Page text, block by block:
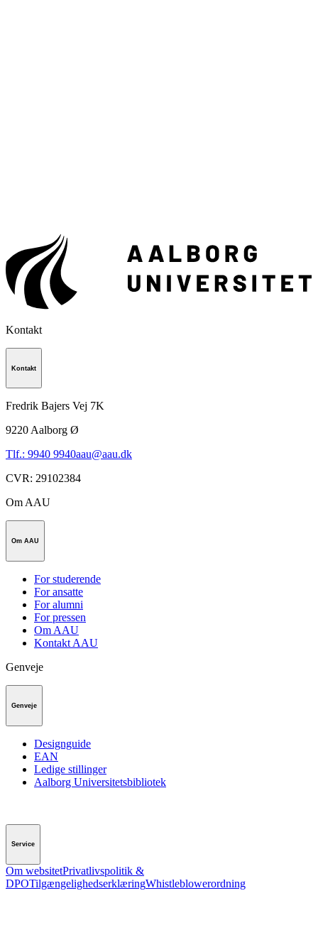
Kontakt
Kontakt
Fredrik Bajers Vej 7K
9220 Aalborg Ø
Tlf.: 9940 9940aau@aau.dk
CVR: 29102384
Om AAU
Om AAU
For studerende
For ansatte
For alumni
For pressen
Om AAU
Kontakt AAU
Genveje
Genveje
Designguide
EAN
Ledige stillinger
Aalborg Universitetsbibliotek
Service
Om websitetPrivatlivspolitik &
DPOTilgængelighedserklæringWhistleblowerordning